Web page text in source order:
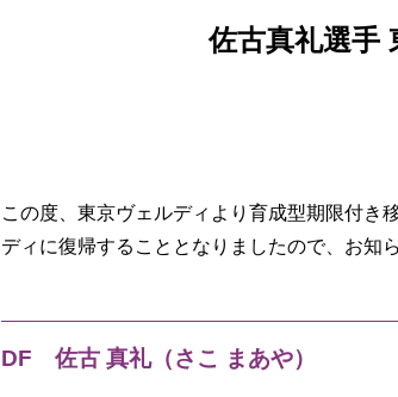
佐古真礼選手
この度、東京ヴェルディより育成型期限付き
ディに復帰することとなりましたので、お知
DF 佐古 真礼（さこ まあや）